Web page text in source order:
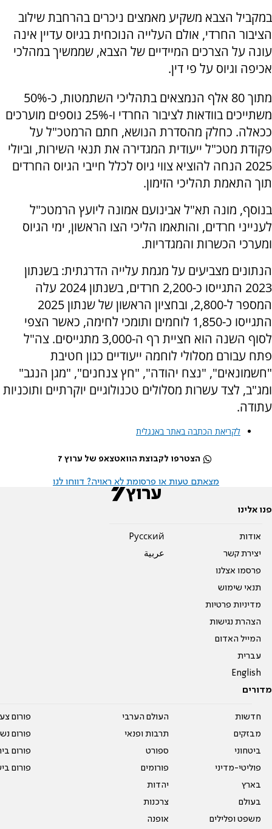
במקביל הצבא משקיע מאמצים ניכרים בהרחבת שילוב
הציבור החרדי, אולם העלייה הנוכחית בגיוס עדיין אינה
עונה על הצרכים המיידיים של הצבא, שממשיך במהלכי
אכיפה וגיוס על פי דין.
מתוך 80 אלף הנמצאים בתהליכי השתמטות, כ-50%
משתייכים בוודאות לציבור החרדי ו-25% נוספים מוערכים
ככאלה. כחלק מהסדרת הנושא, חתם הרמטכ"ל על
פקודת מטכ"ל ייעודית המגדירה את תנאי השירות, וביולי
2025 הנחה להוציא צווי גיוס לכלל חייבי הגיוס החרדים
תוך התאמת תהליכי הזימון.
בנוסף, מונה תא"ל אבינועם אמונה ליועץ הרמטכ"ל
לענייני חרדים, והותאמו הליכי הצו הראשון, ימי הגיוס
ומערכי הכשרות והמגדריות.
הנתונים מצביעים על מגמת עלייה הדרגתית: בשנתון
2023 התגייסו כ-2,200 חרדים, בשנתון 2024 עלה
המספר ל-2,800, ובחציון הראשון של שנתון 2025
התגייסו כ-1,850 לוחמים ותומכי לחימה, כאשר הצפי
לסוף השנה הוא חציית רף ה-3,000 מתגייסים. צה"ל
פתח עבורם מסלולי לוחמה ייעודיים כגון חטיבת
"חשמונאים", "נצח יהודה", "חץ צנחנים", "מגן הנגב"
ומג"ב, לצד עשרות מסלולים טכנולוגיים יוקרתיים ותוכניות
עתודה.
לקריאת הכתבה באתר באנגלית
הצטרפו לקבוצת הוואטצאפ של ערוץ 7
מצאתם טעות או פרסומת לא ראויה? דווחו לנו
פנו אלינו
אודות
יצירת קשר
פרסמו אצלנו
תנאי שימוש
מדיניות פרטיות
הצהרת נגישות
המייל האדום
עברית
English
Pусский
عربية
מדורים
חדשות
מבזקים
ביטחוני
פוליטי-מדיני
בארץ
בעולם
משפט ופלילים
העולם הערבי
תרבות ופנאי
ספורט
פורומים
יהדות
צרכנות
אופנה
פורום
פורום
פורום
פורום